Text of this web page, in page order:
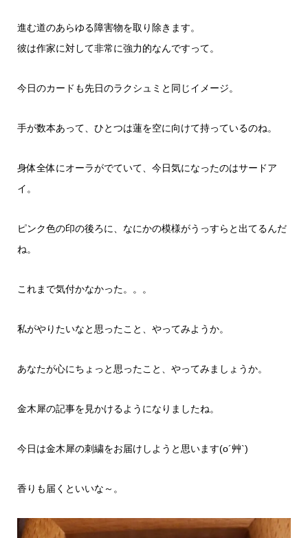
進む道のあらゆる障害物を取り除きます。
彼は作家に対して非常に強力的なんですって。
今日のカードも先日のラクシュミと同じイメージ。
手が数本あって、ひとつは蓮を空に向けて持っているのね。
身体全体にオーラがでていて、今日気になったのはサードア
イ。
ピンク色の印の後ろに、なにかの模様がうっすらと出てるんだ
ね。
これまで気付かなかった。。。
私がやりたいなと思ったこと、やってみようか。
あなたが心にちょっと思ったこと、やってみましょうか。
金木犀の記事を見かけるようになりましたね。
今日は金木犀の刺繍をお届けしようと思います(o´艸`)
香りも届くといいな～。